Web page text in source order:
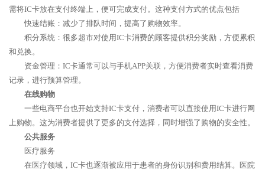
需将IC卡放在支付终端上，便可完成支付。这种支付方式的优点包括
快速结账：减少了排队时间，提高了购物效率。
积分系统：很多超市对使用IC卡消费的顾客提供积分奖励，方便累积
和兑换。
资金管理：IC卡通常可以与手机APP关联，方便消费者实时查看消费
记录，进行预算管理。
在线购物
一些电商平台也开始支持IC卡支付，消费者可以直接使用IC卡进行网
上购物。这为消费者提供了更多的支付选择，同时增强了购物的安全性。
公共服务
医疗服务
在医疗领域，IC卡也逐渐被应用于患者的身份识别和费用结算。医院